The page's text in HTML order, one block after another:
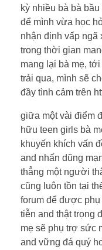
kỳ nhiều bà bà
để mình vừa học
nhận định vấp ngã
trong thời gian
mang lại bà mẹ,
trải qua, mình sẽ
đầy tình cảm trên
giữa một vài điểm
hữu teen girls bà
khuyến khích vấn
and nhấn dũng
thẳng một người
cũng luôn tồn tại
forum để được
tiễn and thật trọng
mẹ sẽ phụ trợ sức
and vững đá quý